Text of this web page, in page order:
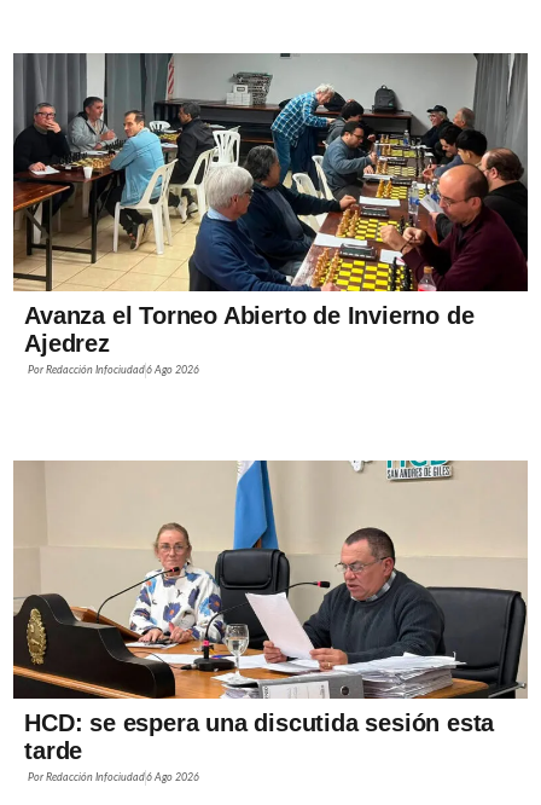
Avanza el Torneo Abierto de Invierno de
Ajedrez
PorRedacción Infociudad6 Ago 2026
HCD: se espera una discutida sesión esta
tarde
PorRedacción Infociudad6 Ago 2026